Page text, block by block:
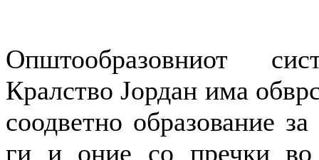
Општообразовниот
Кралство Јордан има
соодветно образование
ги и оние со пречки во